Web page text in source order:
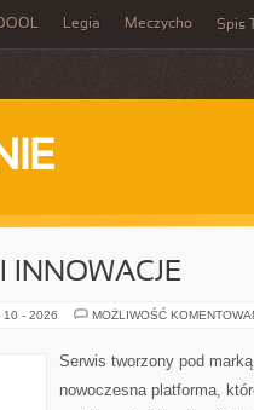
Legia Meczycho Spis
INNOWACJE
10 - 2026 MOŻLIWOŚĆ
Serwis tworzony pod
nowoczesna platforma,